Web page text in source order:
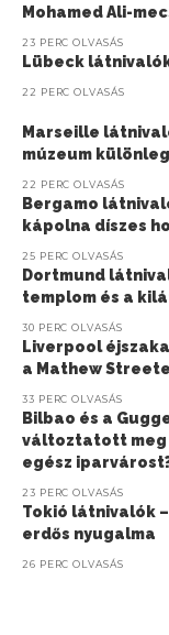
Mohamed Ali-
23 PERC OLVASÁS
Lübeck
22 PERC OLVASÁS
Marseille
múzeum
22 PERC OLVASÁS
Bergamo
kápolna díszes
25 PERC OLVASÁS
Dortmund
templom és a
30 PERC OLVASÁS
Liverpool
a Mathew
33 PERC OLVASÁS
Bilbao és a
változtatott meg
egész
23 PERC OLVASÁS
Tokió látnivalók
erdős nyugalma
26 PERC OLVASÁS